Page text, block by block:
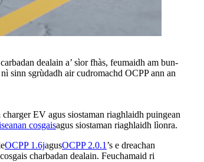
dealain a’ sìor fhàs, feumaidh am bun-
sinn sgrùdadh air cudromachd OCPP ann an
charger EV agus siostaman riaghlaidh puingean
cosgaisagus siostaman riaghlaidh lìonra.
OCPP 1.6jagusOCPP 2.0.1’s e dreachan
charbadan dealain. Feuchamaid ri